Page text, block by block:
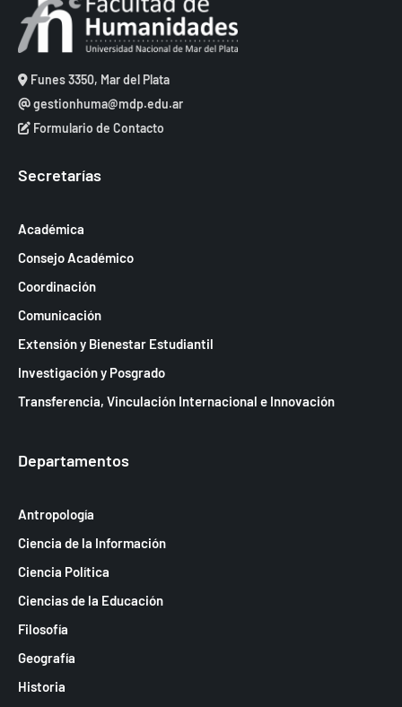
Funes 3350, Mar del Plata
gestionhuma@mdp.edu.ar
Formulario de Contacto
Secretarías
Académica
Consejo Académico
Coordinación
Comunicación
Extensión y Bienestar Estudiantil
Investigación y Posgrado
Transferencia, Vinculación Internacional e Innovación
Departamentos
Antropología
Ciencia de la Información
Ciencia Política
Ciencias de la Educación
Filosofía
Geografía
Historia